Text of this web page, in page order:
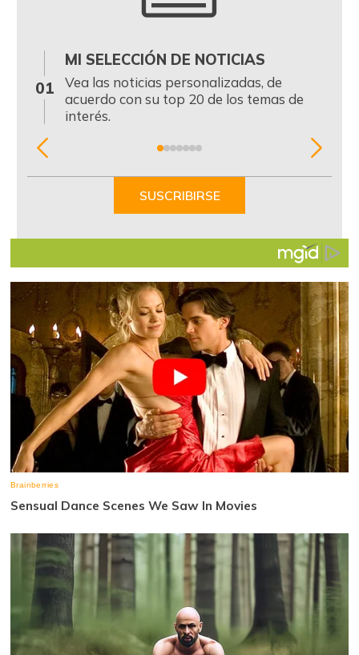
01
MI SELECCIÓN DE NOTICIAS
Vea las noticias personalizadas, de
acuerdo con su top 20 de los temas de
interés.
Item
SUSCRIBIRSE